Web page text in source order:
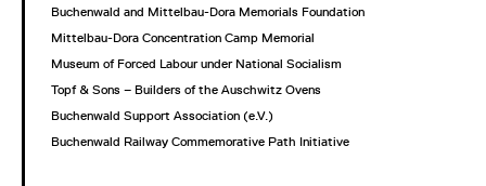
Buchenwald and Mittelbau-Dora Memorials Foundation
Mittelbau-Dora Concentration Camp Memorial
Museum of Forced Labour under National Socialism
Topf & Sons – Builders of the Auschwitz Ovens
Buchenwald Support Association (e.V.)
Buchenwald Railway Commemorative Path Initiative